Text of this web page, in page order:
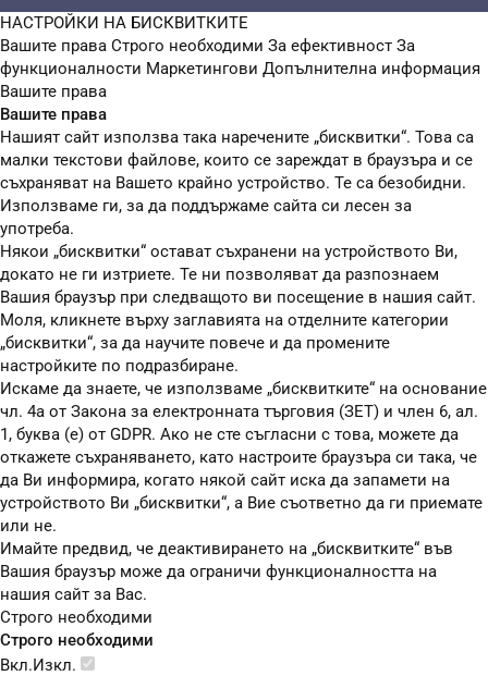
НАСТРОЙКИ НА БИСКВИТКИТЕ
Вашите права Строго необходими За ефективност За
функционалности Маркетингови Допълнителна информация
Вашите права
Вашите права
Нашият сайт използва така наречените „бисквитки“. Това са
малки текстови файлове, които се зареждат в браузъра и се
съхраняват на Вашето крайно устройство. Те са безобидни.
Използваме ги, за да поддържаме сайта си лесен за
употреба.
Някои „бисквитки“ остават съхранени на устройството Ви,
докато не ги изтриете. Те ни позволяват да разпознаем
Вашия браузър при следващото ви посещение в нашия сайт.
Моля, кликнете върху заглавията на отделните категории
„бисквитки“, за да научите повече и да промените
настройките по подразбиране.
Искаме да знаете, че използваме „бисквитките“ на основание
чл. 4а от Закона за електронната търговия (ЗЕТ) и член 6, ал.
1, буква (е) от GDPR. Ако не сте съгласни с това, можете да
откажете съхраняването, като настроите браузъра си така, че
да Ви информира, когато някой сайт иска да запамети на
устройството Ви „бисквитки“, а Вие съответно да ги приемате
или не.
Имайте предвид, че деактивирането на „бисквитките“ във
Вашия браузър може да ограничи функционалността на
нашия сайт за Вас.
Строго необходими
Строго необходими
Вкл.Изкл.